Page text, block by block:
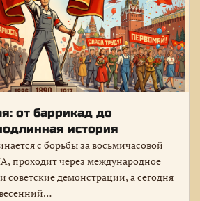
от баррикад до
история
с борьбы за восьмичасовой
проходит через международное
советские демонстрации, а сегодня